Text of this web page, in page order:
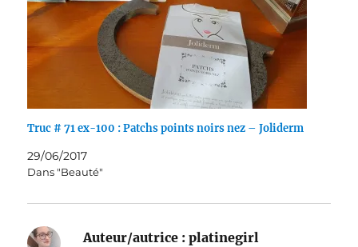
Truc # 71 ex-100 : Patchs points noirs nez – Joliderm
29/06/2017
Dans "Beauté"
Auteur/autrice : platinegirl